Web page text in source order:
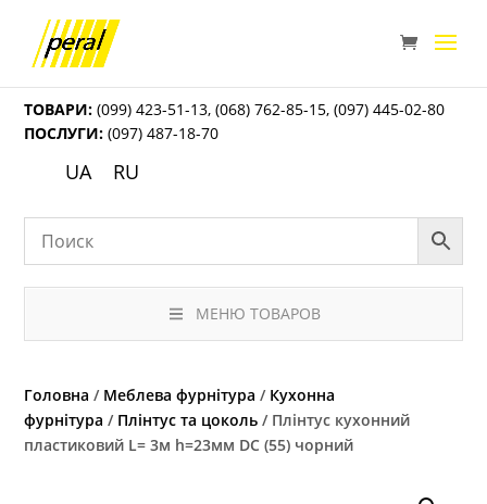
ТОВАРИ: (099) 423-51-13,(068) 762-85-15,(097) 445-02-80
ПОСЛУГИ: (097) 487-18-70
UA RU
МЕНЮ ТОВАРОВ
Головна / Меблева фурнітура / Кухонна
фурнітура / Плінтус та цоколь / Плінтус кухонний
пластиковий L= 3м h=23мм DC (55) чорний